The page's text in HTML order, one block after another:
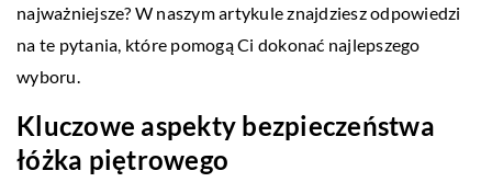
najważniejsze? W naszym artykule znajdziesz odpowiedzi
na te pytania, które pomogą Ci dokonać najlepszego
wyboru.
Kluczowe aspekty bezpieczeństwa
łóżka piętrowego